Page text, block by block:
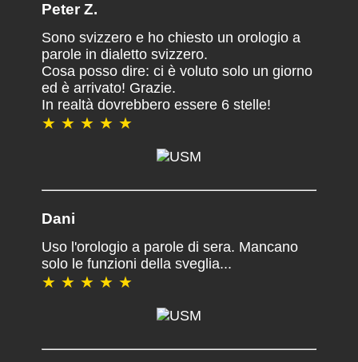
Peter Z.
Sono svizzero e ho chiesto un orologio a
parole in dialetto svizzero.
Cosa posso dire: ci è voluto solo un giorno
ed è arrivato! Grazie.
In realtà dovrebbero essere 6 stelle!
★ ★ ★ ★ ★
Dani
Uso l'orologio a parole di sera. Mancano
solo le funzioni della sveglia...
★ ★ ★ ★ ★